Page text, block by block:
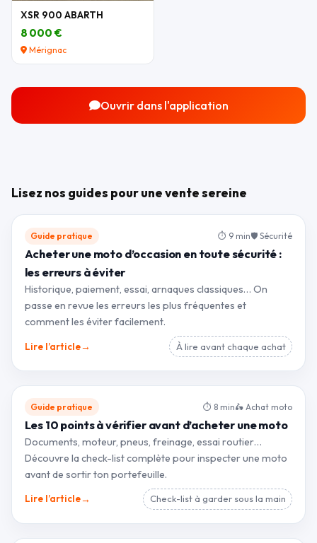
XSR 900 ABARTH
8 000 €
Mérignac
Ouvrir dans l'application
Lisez nos guides pour une vente sereine
Guide pratique ⏱ 9 min🛡 Sécurité
Acheter une moto d’occasion en toute sécurité :
les erreurs à éviter
Historique, paiement, essai, arnaques classiques… On
passe en revue les erreurs les plus fréquentes et
comment les éviter facilement.
Lire l’article→ À lire avant chaque achat
Guide pratique ⏱ 8 min🛵 Achat moto
Les 10 points à vérifier avant d’acheter une moto
Documents, moteur, pneus, freinage, essai routier…
Découvre la check-list complète pour inspecter une moto
avant de sortir ton portefeuille.
Lire l’article→ Check-list à garder sous la main